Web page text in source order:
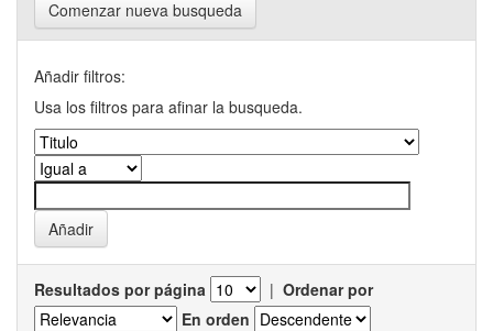
Comenzar nueva busqueda
Añadir filtros:
Usa los filtros para afinar la busqueda.
Resultados por página | Ordenar por
En orden